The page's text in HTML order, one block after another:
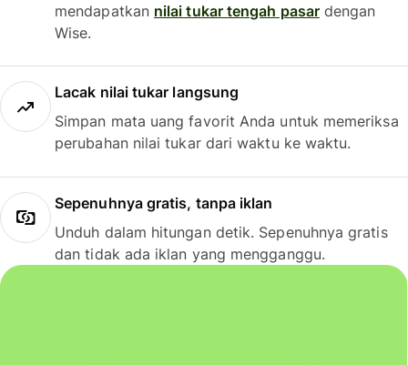
mendapatkan nilai tukar tengah pasardengan
Wise.
Lacak nilai tukar langsung
Simpan mata uang favorit Anda untuk memeriksa
perubahan nilai tukar dari waktu ke waktu.
Sepenuhnya gratis, tanpa iklan
Unduh dalam hitungan detik. Sepenuhnya gratis
dan tidak ada iklan yang mengganggu.